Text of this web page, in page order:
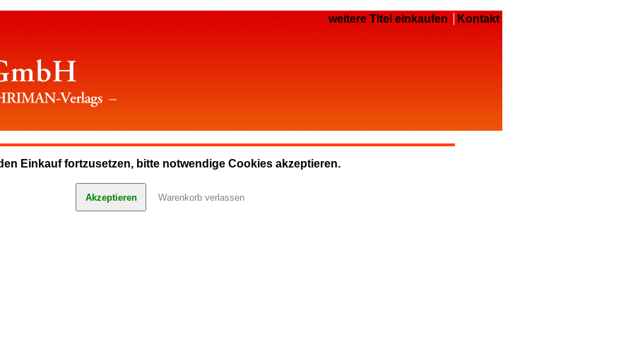
weitere Titel einkaufen Kontakt
Einkauf fortzusetzen, bitte notwendige Cookies akzeptieren.
Akzeptieren Warenkorb verlassen